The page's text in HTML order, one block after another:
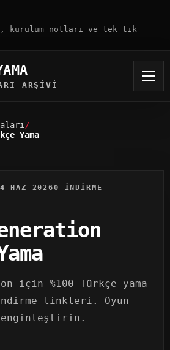
kurulum notları ve tek tık
ARŞIVI
Yama
4 HAZ 20260 INDIRME
için %100 Türkçe yama
linkleri. Oyun